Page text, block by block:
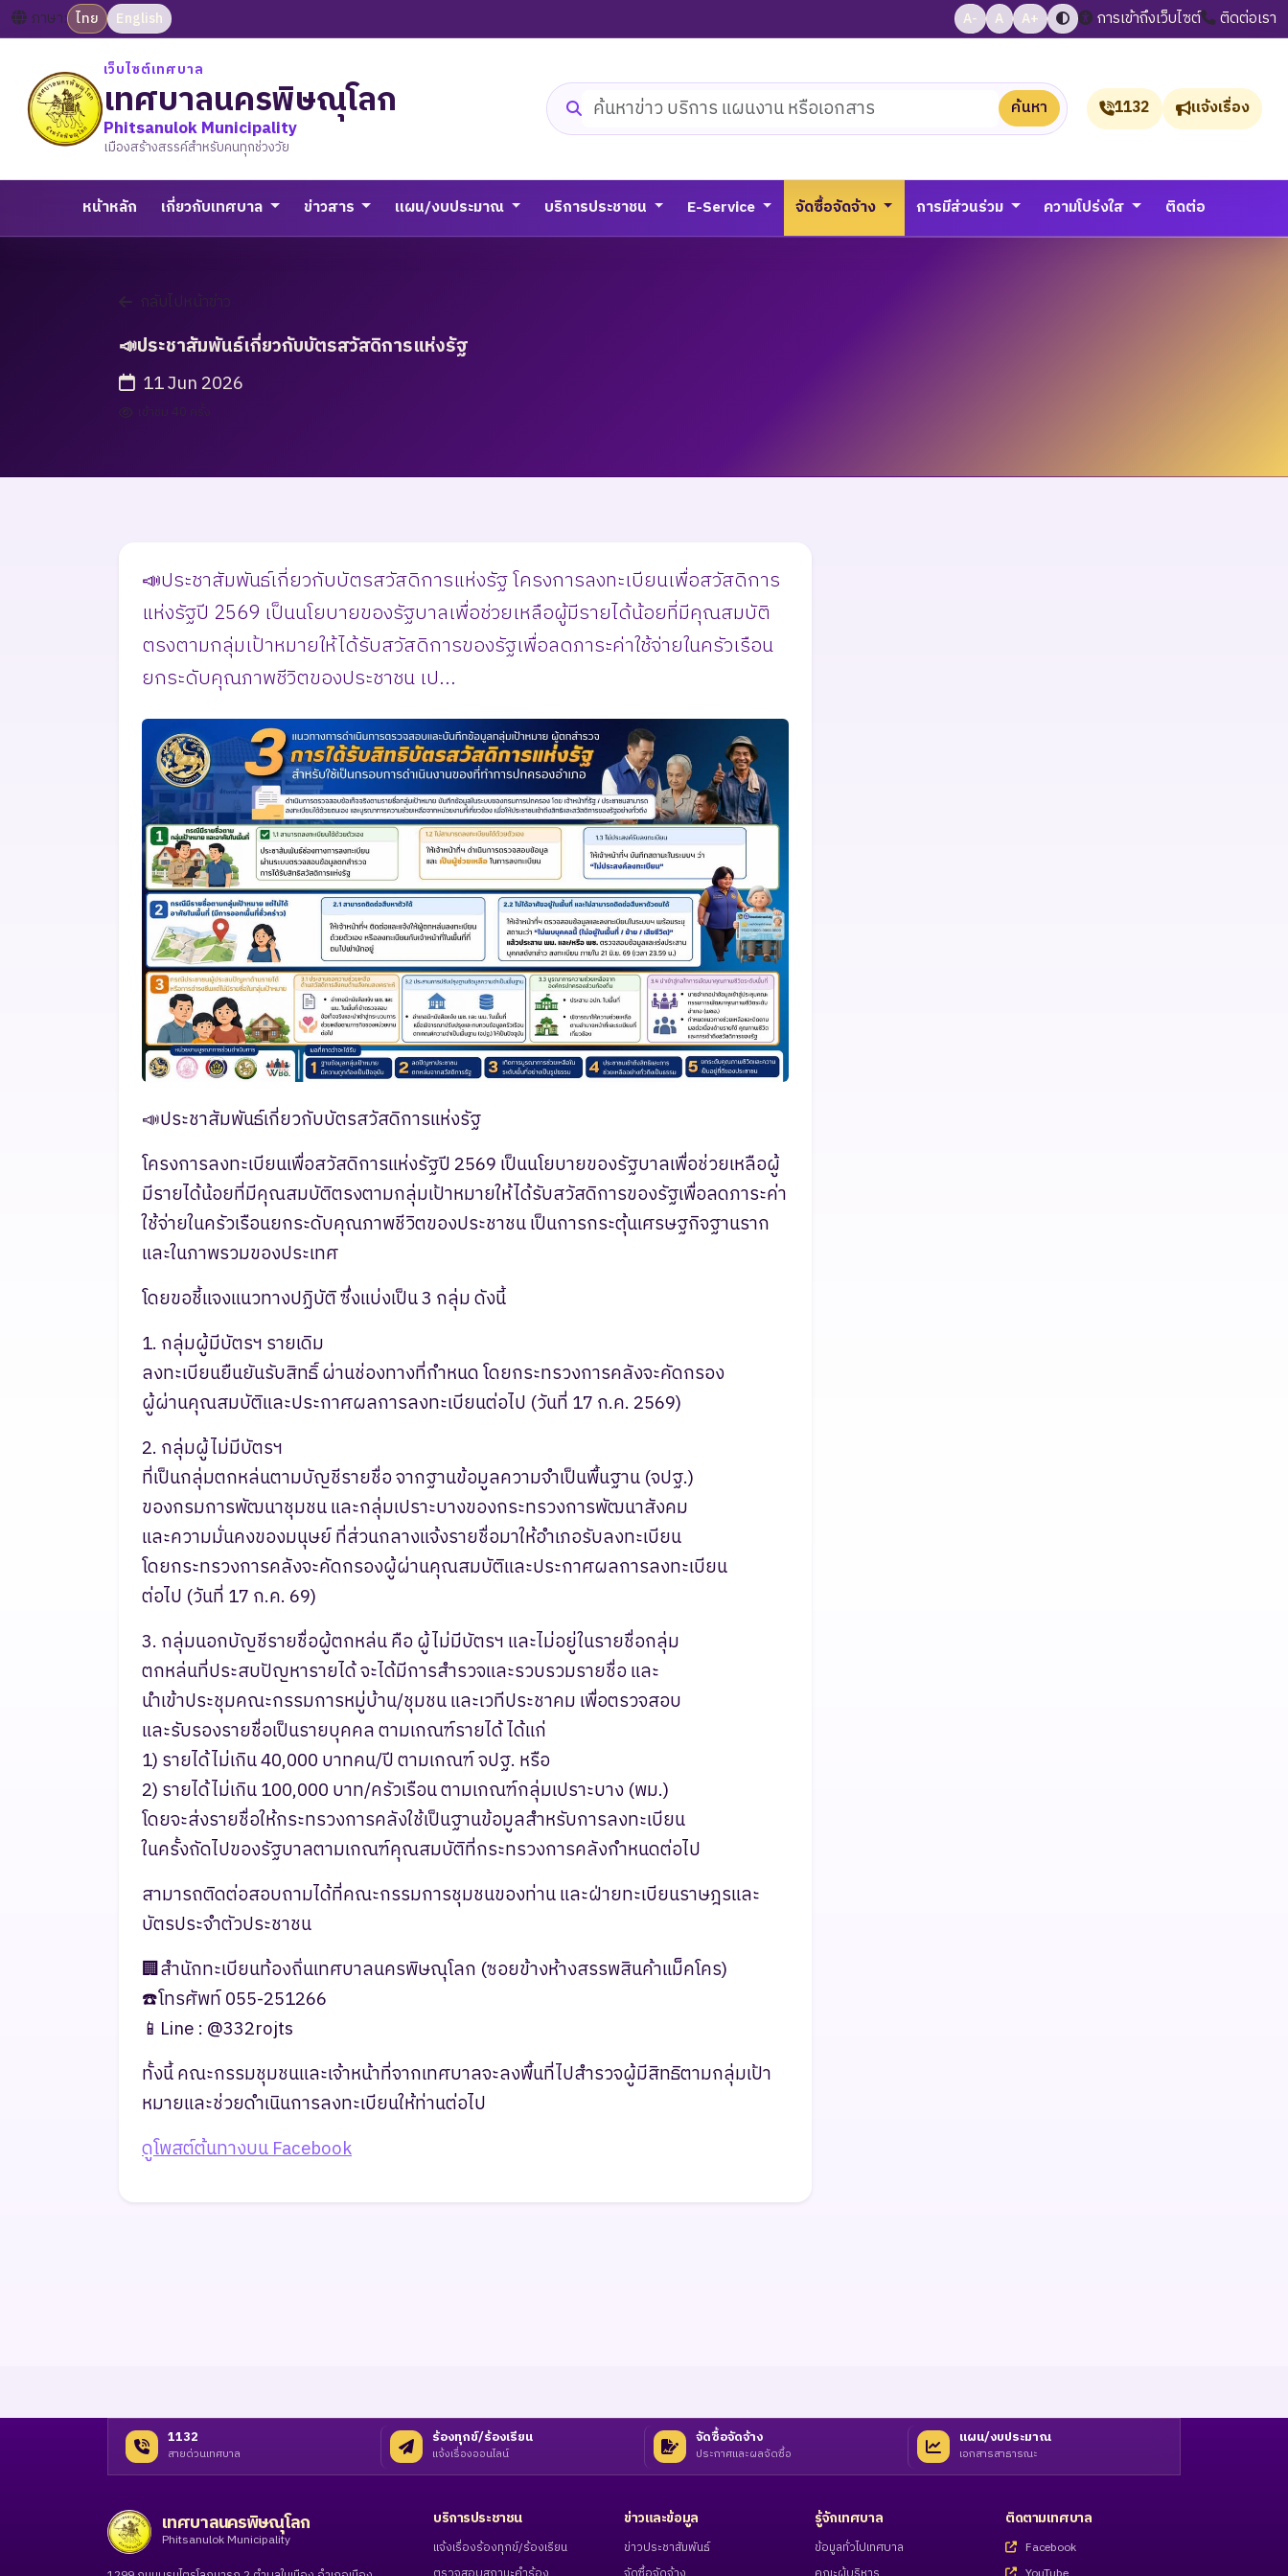
ภาษา: ไทย English A- A A+ การเข้าถึงเว็บไซต์ ติดต่อเรา
เว็บไซต์เทศบาล
เทศบาลนครพิษณุโลก
Phitsanulok Municipality
เมืองสร้างสรรค์สำหรับคนทุกช่วงวัย
ค้นหาเว็บไซต์ ค้นหา 1132 แจ้งเรื่อง
หน้าหลัก เกี่ยวกับเทศบาล ข่าวสาร แผน/งบประมาณ บริการประชาชน E-Service จัดซื้อจัดจ้าง การมีส่วนร่วม ความโปร่งใส ติดต่อ
กลับไปหน้าข่าว
📣ประชาสัมพันธ์เกี่ยวกับบัตรสวัสดิการแห่งรัฐ
11 Jun 2026
เข้าชม 40 ครั้ง
📣ประชาสัมพันธ์เกี่ยวกับบัตรสวัสดิการแห่งรัฐ โครงการลงทะเบียนเพื่อสวัสดิการ
แห่งรัฐปี 2569 เป็นนโยบายของรัฐบาลเพื่อช่วยเหลือผู้มีรายได้น้อยที่มีคุณสมบัติ
ตรงตามกลุ่มเป้าหมายให้ได้รับสวัสดิการของรัฐเพื่อลดภาระค่าใช้จ่ายในครัวเรือน
ยกระดับคุณภาพชีวิตของประชาชน เป...
📣ประชาสัมพันธ์เกี่ยวกับบัตรสวัสดิการแห่งรัฐ
โครงการลงทะเบียนเพื่อสวัสดิการแห่งรัฐปี 2569 เป็นนโยบายของรัฐบาลเพื่อช่วยเหลือผู้
มีรายได้น้อยที่มีคุณสมบัติตรงตามกลุ่มเป้าหมายให้ได้รับสวัสดิการของรัฐเพื่อลดภาระค่า
ใช้จ่ายในครัวเรือนยกระดับคุณภาพชีวิตของประชาชน เป็นการกระตุ้นเศรษฐกิจฐานราก
และในภาพรวมของประเทศ
โดยขอชี้แจงแนวทางปฏิบัติ ซึ่งแบ่งเป็น 3 กลุ่ม ดังนี้
1. กลุ่มผู้มีบัตรฯ รายเดิม
ลงทะเบียนยืนยันรับสิทธิ์ ผ่านช่องทางที่กำหนด โดยกระทรวงการคลังจะคัดกรอง
ผู้ผ่านคุณสมบัติและประกาศผลการลงทะเบียนต่อไป (วันที่ 17 ก.ค. 2569)
2. กลุ่มผู้ไม่มีบัตรฯ
ที่เป็นกลุ่มตกหล่นตามบัญชีรายชื่อ จากฐานข้อมูลความจำเป็นพื้นฐาน (จปฐ.)
ของกรมการพัฒนาชุมชน และกลุ่มเปราะบางของกระทรวงการพัฒนาสังคม
และความมั่นคงของมนุษย์ ที่ส่วนกลางแจ้งรายชื่อมาให้อำเภอรับลงทะเบียน
โดยกระทรวงการคลังจะคัดกรองผู้ผ่านคุณสมบัติและประกาศผลการลงทะเบียน
ต่อไป (วันที่ 17 ก.ค. 69)
3. กลุ่มนอกบัญชีรายชื่อผู้ตกหล่น คือ ผู้ไม่มีบัตรฯ และไม่อยู่ในรายชื่อกลุ่ม
ตกหล่นที่ประสบปัญหารายได้ จะได้มีการสำรวจและรวบรวมรายชื่อ และ
นำเข้าประชุมคณะกรรมการหมู่บ้าน/ชุมชน และเวทีประชาคม เพื่อตรวจสอบ
และรับรองรายชื่อเป็นรายบุคคล ตามเกณฑ์รายได้ ได้แก่
1) รายได้ไม่เกิน 40,000 บาทคน/ปี ตามเกณฑ์ จปฐ. หรือ
2) รายได้ไม่เกิน 100,000 บาท/ครัวเรือน ตามเกณฑ์กลุ่มเปราะบาง (พม.)
โดยจะส่งรายชื่อให้กระทรวงการคลังใช้เป็นฐานข้อมูลสำหรับการลงทะเบียน
ในครั้งถัดไปของรัฐบาลตามเกณฑ์คุณสมบัติที่กระทรวงการคลังกำหนดต่อไป
สามารถติดต่อสอบถามได้ที่คณะกรรมการชุมชนของท่าน และฝ่ายทะเบียนราษฎรและ
บัตรประจำตัวประชาชน
🏢สำนักทะเบียนท้องถิ่นเทศบาลนครพิษณุโลก (ซอยข้างห้างสรรพสินค้าแม็คโคร)
☎️โทรศัพท์ 055-251266
📱Line : @332rojts
ทั้งนี้ คณะกรรมชุมชนและเจ้าหน้าที่จากเทศบาลจะลงพื้นที่ไปสำรวจผู้มีสิทธิตามกลุ่มเป้า
หมายและช่วยดำเนินการลงทะเบียนให้ท่านต่อไป
ดูโพสต์ต้นทางบน Facebook
1132
สายด่วนเทศบาล
ร้องทุกข์/ร้องเรียน
แจ้งเรื่องออนไลน์
จัดซื้อจัดจ้าง
ประกาศและผลจัดซื้อ
แผน/งบประมาณ
เอกสารสาธารณะ
เทศบาลนครพิษณุโลก
Phitsanulok Municipality
บริการประชาชน
แจ้งเรื่องร้องทุกข์/ร้องเรียน
ข่าวและข้อมูล
ข่าวประชาสัมพันธ์
รู้จักเทศบาล
ข้อมูลทั่วไปเทศบาล
ติดตามเทศบาล
Facebook